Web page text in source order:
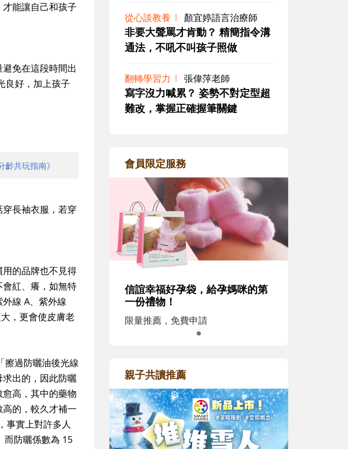
能讓自己和孩子
避免在這段時間出
良好，加上孩子
共玩指南》
長袖衣服，若穿
的品牌也不見得
紅、癢，如無特
線 A、紫外線
，更會使皮膚老
過防曬油後光線
出的，因此防曬
高，其中的藥物
高的，較久才補一
事實上對許多人
而防曬係數為 15
從心談教養 顏宜婷語言治療師
非要大聲罵才肯動？ 精簡指令溝
通法，不吼不叫孩子照做
翻轉學習力 張偉萍老師
寫字沒力喊累？ 姿勢不對定型超
難改，掌握正確握筆關鍵
會員限定服務
信誼幸福好孕袋，給孕媽咪的第
一份禮物！
限量推薦，免費申請
親子共讀推薦